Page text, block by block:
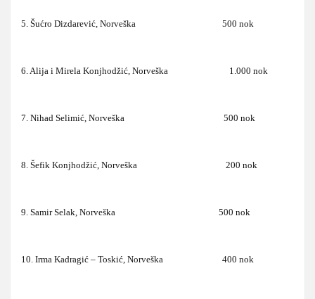
5. Šućro Dizdarević, Norveška 500 nok
6. Alija i Mirela Konjhodžić, Norveška 1.000 nok
7. Nihad Selimić, Norveška 500 nok
8. Šefik Konjhodžić, Norveška 200 nok
9. Samir Selak, Norveška 500 nok
10. Irma Kadragić – Toskić, Norveška 400 nok